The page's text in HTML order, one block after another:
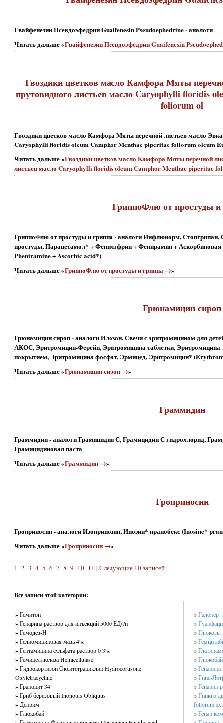
Гвайфенезин Псевдоэфедрин Guaifenesin Pseudoephedrine - аналоги
Читать дальше «Гвайфенезин Псевдоэфедрин Guaifenesin
Гвоздики цветков масло Камфора Мяты
прутовидного листьев масло Caryophylli floridis
foliorum ol
Гвоздики цветков масло Камфора Мяты перечной листьев масло
Caryophylli floridis oleum Camphor Menthae piperitae foliorum oleum
Читать дальше «Гвоздики цветков масло Камфора Мяты перечной
листьев масло Caryophylli floridis oleum Camphor Menthae piperitae
ГриппоФлю от простуды и
ГриппоФлю от простуды и гриппа - аналоги Инфлюнорм, Стопгрипан,
простуды, Парацетамол* + Фенилэфрин + Фенирамин +
Pheniramine + Ascorbic acid*)
Читать дальше «ГриппоФлю от простуды и гриппа →»
Грюнамицин сироп
Грюнамицин сироп - аналоги Илозон, Свечи с эритромицином для
АКОС, Эритромицин-Ферейн, Эритромицина таблетки, Эритромицина
покрытием, Эритромицина фосфат, Эрмицед, Эритромицин*
Читать дальше «Грюнамицин сироп →»
Граммидин
Граммидин - аналоги Грамицидин С, Грамицидин С гидрохлорид,
Грамицидиновая паста
Читать дальше «Граммидин →»
Гроприносин
Гроприносин - аналоги Изопринозин, Инозин* пранобекс (Inosine*
Читать дальше «Гроприносин →»
1 2 3 4 5 6 7 8 9 10 11 | Следующие 10 записей
Все записи этой категории:
» Гемитон
» Гепарина раствор для инъекций 5000 ЕД/?н
» Гемодез-Н
» Гелиомициновая мазь 4%
» Гентамицина сульфата раствор 0 3%
» Гемицеллюлаза Hemicellulase
» Гидрокортизон Окситетрациклин Hydrocortisone
Oxytetracycline
» Граноцит 34
» Гриб березовый Inonotus Obliquus
» Деприм
» Глюкобай
»Галопер
»
»Глюкозы
»
»
»Глюкобай
»
»Гине-
»Гепарин
»Гинкго
foliorum
»Гепар